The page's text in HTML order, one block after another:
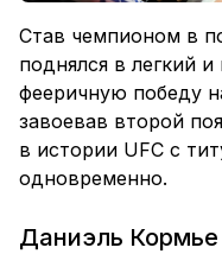
Став чемпионом в
поднялся в легкий
фееричную победу
завоевав второй
в истории UFC с
одновременно.
Даниэль Кормье